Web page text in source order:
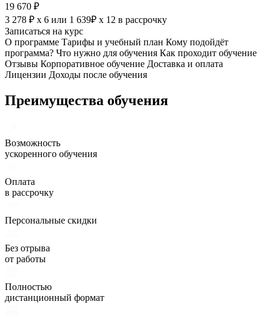
19 670 ₽
3 278 ₽ х 6 или 1 639₽ х 12 в рассрочку
Записаться на курс
О программе Тарифы и учебный план Кому подойдёт
программа? Что нужно для обучения Как проходит обучение
Отзывы Корпоративное обучение Доставка и оплата
Лицензии Доходы после обучения
Преимущества обучения
Возможность
ускоренного обучения
Оплата
в рассрочку
Персональные скидки
Без отрыва
от работы
Полностью
дистанционный формат